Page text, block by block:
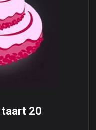
taart 20